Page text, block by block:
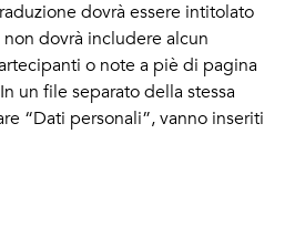
dovrà essere intitolato
non dovrà includere alcun
o note a piè di pagina
un file separato della stessa
“Dati personali”, vanno inseriti